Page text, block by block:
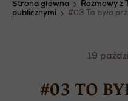
Strona główna Rozmowy z
publicznymi
#03 To była
19
#03 TO